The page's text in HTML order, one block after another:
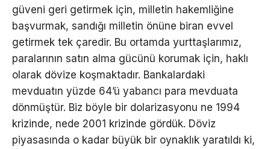
güveni geri getirmek için, milletin hakemliğine
başvurmak, sandığı milletin önüne biran evvel
getirmek tek çaredir. Bu ortamda yurttaşlarımız,
paralarının satın alma gücünü korumak için, haklı
olarak dövize koşmaktadır. Bankalardaki
mevduatın yüzde 64’ü yabancı para mevduata
dönmüştür. Biz böyle bir dolarizasyonu ne 1994
krizinde, nede 2001 krizinde gördük. Döviz
piyasasında o kadar büyük bir oynaklık yaratıldı ki,